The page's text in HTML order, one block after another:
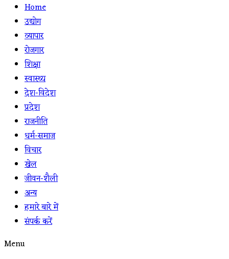
Home
उद्योग
व्यापार
रोजगार
शिक्षा
स्वास्थ्य
देश-विदेश
प्रदेश
राजनीति
धर्म-समाज
विचार
खेल
जीवन-शैली
अन्य
हमारे बारे में
संपर्क करें
Menu